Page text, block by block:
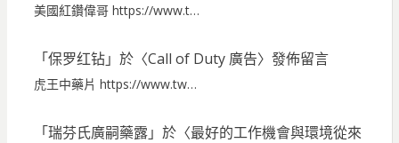
美國紅鑽偉哥 https://www.t…
「保罗红钻」於〈Call of Duty 廣告〉發佈留言
虎王中藥片 https://www.tw…
「瑞芬氏廣嗣藥露」於〈最好的工作機會與環境從來